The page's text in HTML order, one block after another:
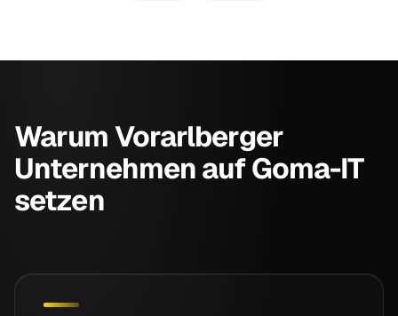
Warum Vorarlberger
Unternehmen auf Goma-IT
setzen